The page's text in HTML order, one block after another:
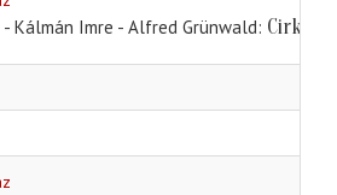
- Kálmán Imre - Alfred Grünwald